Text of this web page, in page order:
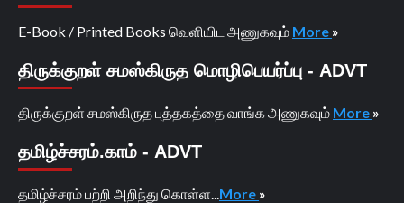
E-Book / Printed Books வெளியிட அணுகவும் More »
திருக்குறள் சமஸ்கிருத மொழிபெயர்ப்பு - ADVT
திருக்குறள் சமஸ்கிருத புத்தகத்தை வாங்க அணுகவும் More »
தமிழ்ச்சரம்.காம் - ADVT
தமிழ்ச்சரம் பற்றி அறிந்து கொள்ள... More »